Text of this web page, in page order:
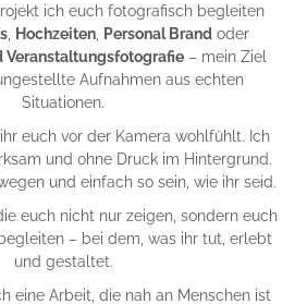
ich euch fotografisch begleiten
Hochzeiten Personal Brand oder
Veranstaltungsfotografie – mein Ziel
Aufnahmen aus echten
Situationen.
euch vor der Kamera wohlfühlt. Ich
und ohne Druck im Hintergrund.
und einfach so sein, wie ihr seid.
euch nicht nur zeigen, sondern euch
– bei dem, was ihr tut, erlebt
und gestaltet.
eine Arbeit, die nah an Menschen ist